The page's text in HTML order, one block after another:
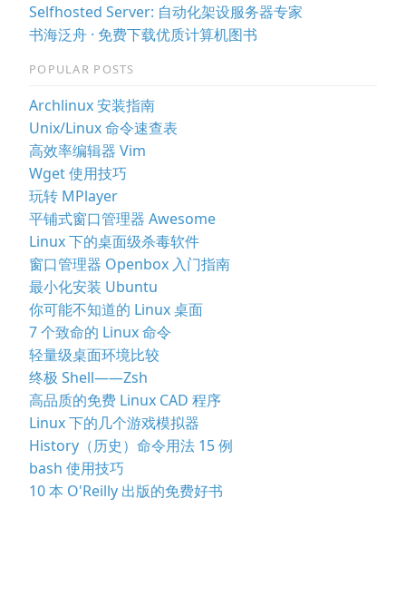
Selfhosted Server: 自动化架设服务器专家
书海泛舟 · 免费下载优质计算机图书
POPULAR POSTS
Archlinux 安装指南
Unix/Linux 命令速查表
高效率编辑器 Vim
Wget 使用技巧
玩转 MPlayer
平铺式窗口管理器 Awesome
Linux 下的桌面级杀毒软件
窗口管理器 Openbox 入门指南
最小化安装 Ubuntu
你可能不知道的 Linux 桌面
7 个致命的 Linux 命令
轻量级桌面环境比较
终极 Shell——Zsh
高品质的免费 Linux CAD 程序
Linux 下的几个游戏模拟器
History（历史）命令用法 15 例
bash 使用技巧
10 本 O'Reilly 出版的免费好书